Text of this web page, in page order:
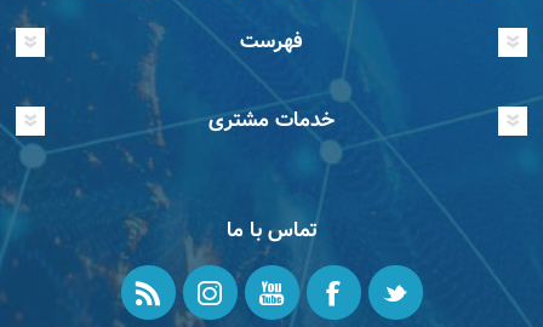
فهرست
خدمات مشتری
تماس با ما